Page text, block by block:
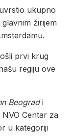
ukupno
žirijem
prvi krug
regiju ove
Beogradi
Centar za
u kategoriji